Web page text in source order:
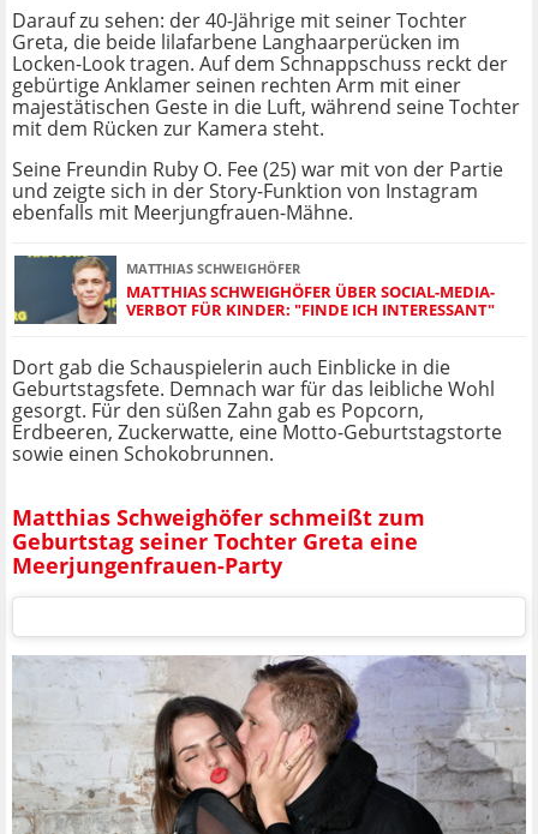
Darauf zu sehen: der 40-Jährige mit seiner Tochter
Greta, die beide lilafarbene Langhaarperücken im
Locken-Look tragen. Auf dem Schnappschuss reckt der
gebürtige Anklamer seinen rechten Arm mit einer
majestätischen Geste in die Luft, während seine Tochter
mit dem Rücken zur Kamera steht.
Seine Freundin Ruby O. Fee (25) war mit von der Partie
und zeigte sich in der Story-Funktion von Instagram
ebenfalls mit Meerjungfrauen-Mähne.
MATTHIAS SCHWEIGHÖFER
MATTHIAS SCHWEIGHÖFER ÜBER SOCIAL-MEDIA-
VERBOT FÜR KINDER: "FINDE ICH INTERESSANT"
Dort gab die Schauspielerin auch Einblicke in die
Geburtstagsfete. Demnach war für das leibliche Wohl
gesorgt. Für den süßen Zahn gab es Popcorn,
Erdbeeren, Zuckerwatte, eine Motto-Geburtstagstorte
sowie einen Schokobrunnen.
Matthias Schweighöfer schmeißt zum
Geburtstag seiner Tochter Greta eine
Meerjungenfrauen-Party